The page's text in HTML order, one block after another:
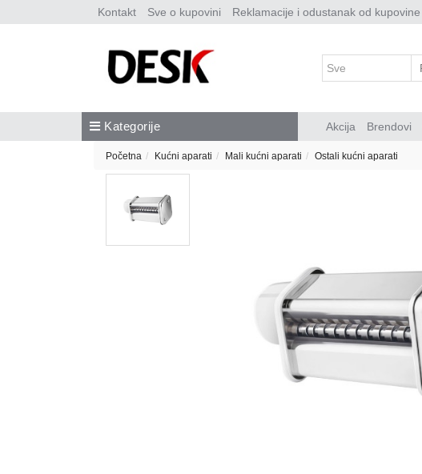
Kontakt Sve o kupovini Reklamacije i odustanak od kupovine
Kategorije Akcija Brendovi
Početna Kućni aparati Mali kućni aparati Ostali kućni aparati